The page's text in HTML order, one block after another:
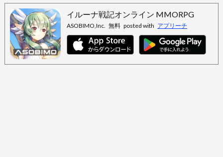
イルーナ戦記オンライン MMORPG
ASOBIMO,Inc. 無料 posted with アプリーチ